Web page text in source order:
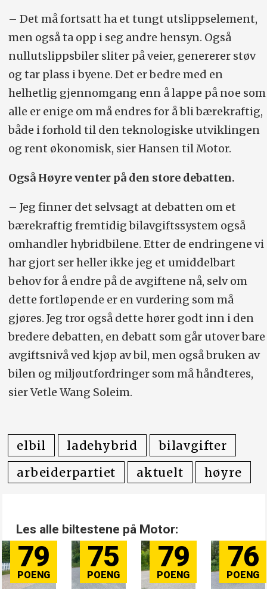
– Det må fortsatt ha et tungt utslippselement,
men også ta opp i seg andre hensyn. Også
nullutslippsbiler sliter på veier, genererer støv
og tar plass i byene. Det er bedre med en
helhetlig gjennomgang enn å lappe på noe som
alle er enige om må endres for å bli bærekraftig,
både i forhold til den teknologiske utviklingen
og rent økonomisk, sier Hansen til Motor.
Også Høyre venter på den store debatten.
– Jeg finner det selvsagt at debatten om et
bærekraftig fremtidig bilavgiftssystem også
omhandler hybridbilene. Etter de endringene vi
har gjort ser heller ikke jeg et umiddelbart
behov for å endre på de avgiftene nå, selv om
dette fortløpende er en vurdering som må
gjøres. Jeg tror også dette hører godt inn i den
bredere debatten, en debatt som går utover bare
avgiftsnivå ved kjøp av bil, men også bruken av
bilen og miljøutfordringer som må håndteres,
sier Vetle Wang Soleim.
elbil ladehybrid
bilavgifter
arbeiderpartiet
aktuelt høyre
Les alle biltestene på Motor:
79 75 79 76